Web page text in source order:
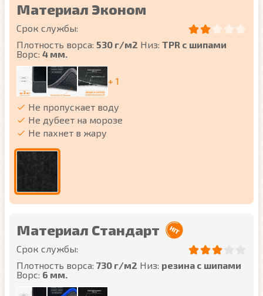
Материал Эконом
Срок службы:
Плотность ворса: 530 г/м2 Низ: TPR с шипами
Ворс: 4 мм.
+ 1
Не пропускает воду
Не дубеет на морозе
Не пахнет в жару
Материал Стандарт
Срок службы:
Плотность ворса: 730 г/м2 Низ: резина с шипами
Ворс: 6 мм.